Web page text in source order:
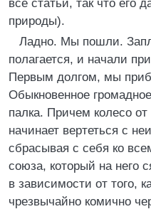
все статьи, так что его
природы).
Ладно. Мы пошли.
полагается, и начали
Первым долгом, мы
Обыкновенное
палка. Причем колесо
начинает вертеться с
сбрасывая с себя ко
союза, который на него
в зависимости от того,
чрезвычайно комично